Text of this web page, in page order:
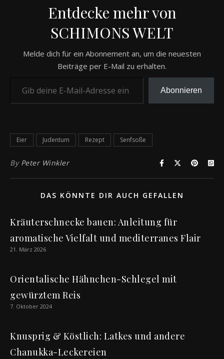
Entdecke mehr von
SCHIMONS WELT
Melde dich für ein Abonnement an, um die neuesten
Beiträge per E-Mail zu erhalten.
Abonnieren
Eier Judentum Rezept Senfsoße
By Peter Winkler
DAS KÖNNTE DIR AUCH GEFALLEN
Kräuterschnecke bauen: Anleitung für
aromatische Vielfalt und mediterranes Flair
21. März 2026
Orientalische Hähnchen-Schlegel mit
gewürztem Reis
7. Oktober 2024
Knusprig & Köstlich: Latkes und andere
Chanukka-Leckereien